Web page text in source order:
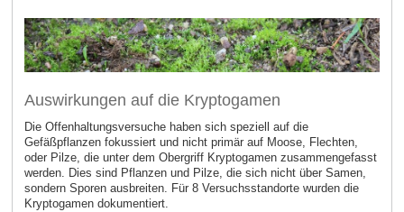
Auswirkungen auf die Kryptogamen
Die Offenhaltungsversuche haben sich speziell auf die
Gefäßpflanzen fokussiert und nicht primär auf Moose, Flechten,
oder Pilze, die unter dem Obergriff Kryptogamen zusammengefasst
werden. Dies sind Pflanzen und Pilze, die sich nicht über Samen,
sondern Sporen ausbreiten. Für 8 Versuchsstandorte wurden die
Kryptogamen dokumentiert.